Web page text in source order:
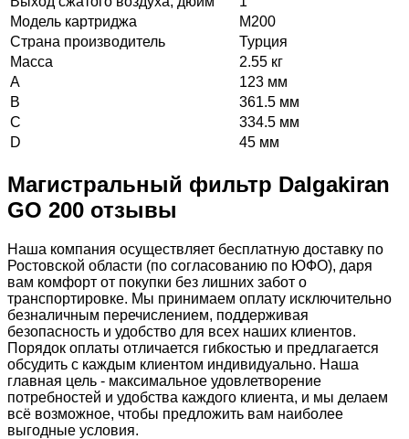
Модель картриджа
M200
Страна производитель
Турция
Масса
2.55 кг
A
123 мм
B
361.5 мм
C
334.5 мм
D
45 мм
Магистральный фильтр Dalgakiran
GO 200 отзывы
Наша компания осуществляет бесплатную доставку по
Ростовской области (по согласованию по ЮФО), даря
вам комфорт от покупки без лишних забот о
транспортировке. Мы принимаем оплату исключительно
безналичным перечислением, поддерживая
безопасность и удобство для всех наших клиентов.
Порядок оплаты отличается гибкостью и предлагается
обсудить с каждым клиентом индивидуально. Наша
главная цель - максимальное удовлетворение
потребностей и удобства каждого клиента, и мы делаем
всё возможное, чтобы предложить вам наиболее
выгодные условия.